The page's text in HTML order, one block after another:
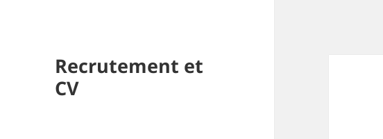
Recrutement et
CV